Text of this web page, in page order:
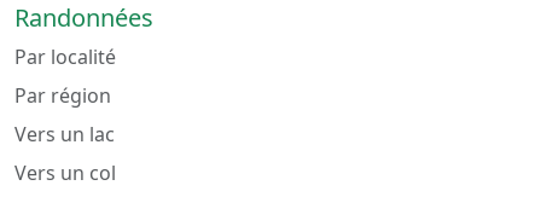
Randonnées
Par localité
Par région
Vers un lac
Vers un col